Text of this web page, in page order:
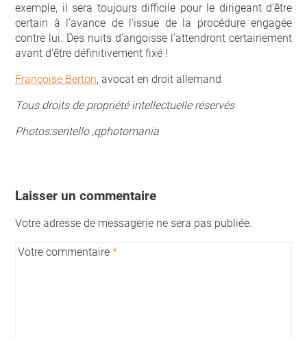
exemple, il sera toujours difficile pour le dirigeant d’être
certain à l’avance de l’issue de la procédure engagée
contre lui. Des nuits d’angoisse l’attendront certainement
avant d’être définitivement fixé !
Françoise Berton, avocat en droit allemand
Tous droits de propriété intellectuelle réservés
Photos:sentello ,qphotomania
Laisser un commentaire
Votre adresse de messagerie ne sera pas publiée.
Votre commentaire *